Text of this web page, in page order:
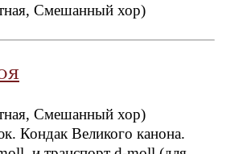
Смешанный хор)
Смешанный хор)
Кондак Великого канона.